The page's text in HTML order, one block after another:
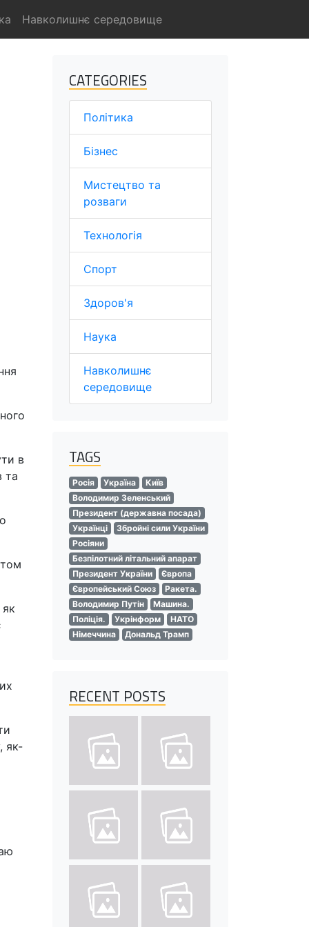
Навколишнє середовище
в
та
як-
CATEGORIES
Політика
Бізнес
Мистецтво та
розваги
Технологія
Спорт
Здоров'я
Наука
Навколишнє
середовище
TAGS
Росія Україна
Київ
Володимир Зеленський
Президент (державна посада)
Українці
Збройні сили України
Росіяни
Безпілотний літальний апарат
Президент України
Європа
Європейський Союз
Ракета.
Володимир Путін
Машина.
Поліція.
Укрінформ
НАТО
Німеччина
Дональд Трамп
RECENT POSTS